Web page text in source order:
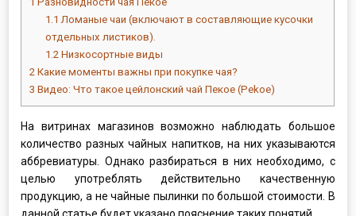
1.1 Ломаные чаи (включают в составляющие кусочки
отдельных листиков).
1.2 Низкосортные виды
2 Какие моменты важны при покупке чая?
3 Видео: Что такое цейлонский чай Пекое (Pekoe)
На витринах магазинов возможно наблюдать большое
количество разных чайных напитков, на них указываются
аббревиатуры. Однако разбираться в них необходимо, с
целью употреблять действительно качественную
продукцию, а не чайные пылинки по большой стоимости. В
данной статье будет указано пояснение таких понятий.